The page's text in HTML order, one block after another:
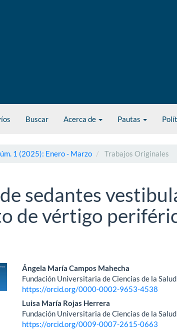
Buscar Acerca de Pautas
1 (2025): Enero - Marzo Trabajos Originales
sedantes
de vértigo
Contenido
principal
del
artículo
Ángela María Campos Mahecha
Fundación Universitaria de Ciencias de la Salud
https://orcid.org/0000-0002-9653-4538
Luisa María Rojas Herrera
Fundación Universitaria de Ciencias de la Salud
https://orcid.org/0009-0007-2615-0663